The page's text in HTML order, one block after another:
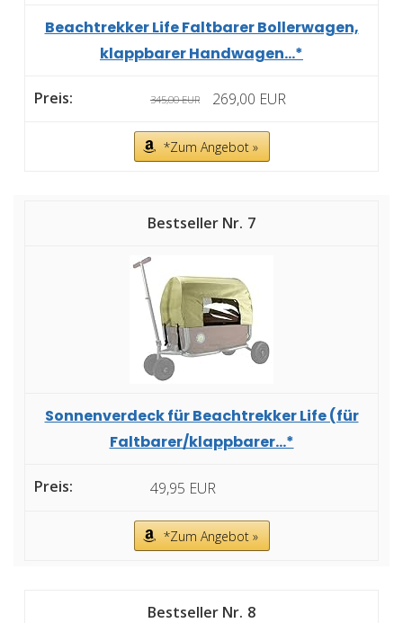
Beachtrekker Life Faltbarer Bollerwagen,
klappbarer Handwagen...*
345,00 EUR 269,00 EUR
*Zum Angebot »
7
Sonnenverdeck für Beachtrekker Life (für
Faltbarer/klappbarer...*
49,95 EUR
*Zum Angebot »
8